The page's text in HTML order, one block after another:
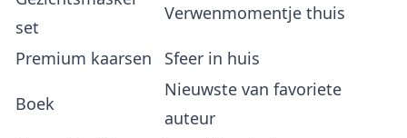
set
Verwenmomentje thuis
Premium kaarsen Sfeer in huis
Boek
Nieuwste van favoriete
auteur